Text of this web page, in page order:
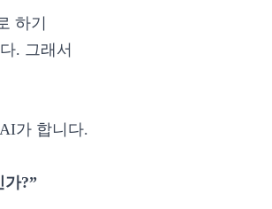
하기
. 그래서
가 합니다.
가?”